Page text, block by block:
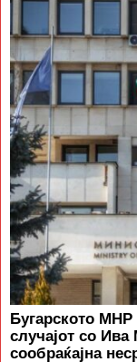
Бугарското МНР
случајот со Ива
сообраќајна